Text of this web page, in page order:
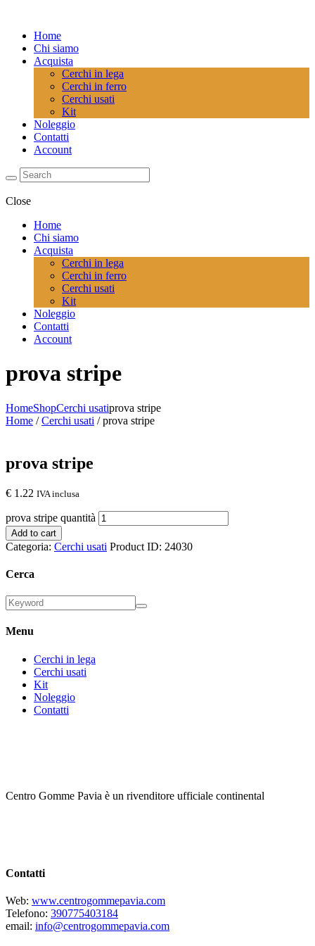
Home
Chi siamo
Acquista
Cerchi in lega
Cerchi in ferro
Cerchi usati
Kit
Noleggio
Contatti
Account
Close
Home
Chi siamo
Acquista
Cerchi in lega
Cerchi in ferro
Cerchi usati
Kit
Noleggio
Contatti
Account
prova stripe
HomeShopCerchi usatiprova stripe
Home /Cerchi usati / prova stripe
prova stripe
€ 1.22 IVA inclusa
prova stripe quantità
Add to cart
Categoria: Cerchi usati Product ID: 24030
Cerca
Menu
Cerchi in lega
Cerchi usati
Kit
Noleggio
Contatti
Centro Gomme Pavia è un rivenditore ufficiale continental
Contatti
Web: www.centrogommepavia.com
Telefono: 390775403184
email: info@centrogommepavia.com